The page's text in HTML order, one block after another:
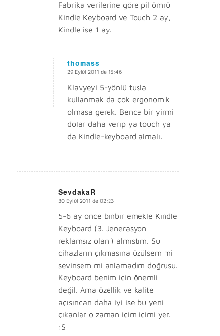
Fabrika verilerine göre pil ömrü
Kindle Keyboard ve Touch 2 ay,
Kindle ise 1 ay.
thomass
says:
29 Eylül 2011 de 15:46
Klavyeyi 5-yönlü tuşla
kullanmak da çok ergonomik
olmasa gerek. Bence bir yirmi
dolar daha verip ya touch ya
da Kindle-keyboard almalı.
SevdakaR
says:
30 Eylül 2011 de 02:23
5-6 ay önce binbir emekle Kindle
Keyboard (3. Jenerasyon
reklamsız olanı) almıştım. Şu
cihazların çıkmasına üzülsem mi
sevinsem mi anlamadım doğrusu.
Keyboard benim için önemli
değil. Ama özellik ve kalite
açısından daha iyi ise bu yeni
çıkanlar o zaman içim içimi yer.
:S